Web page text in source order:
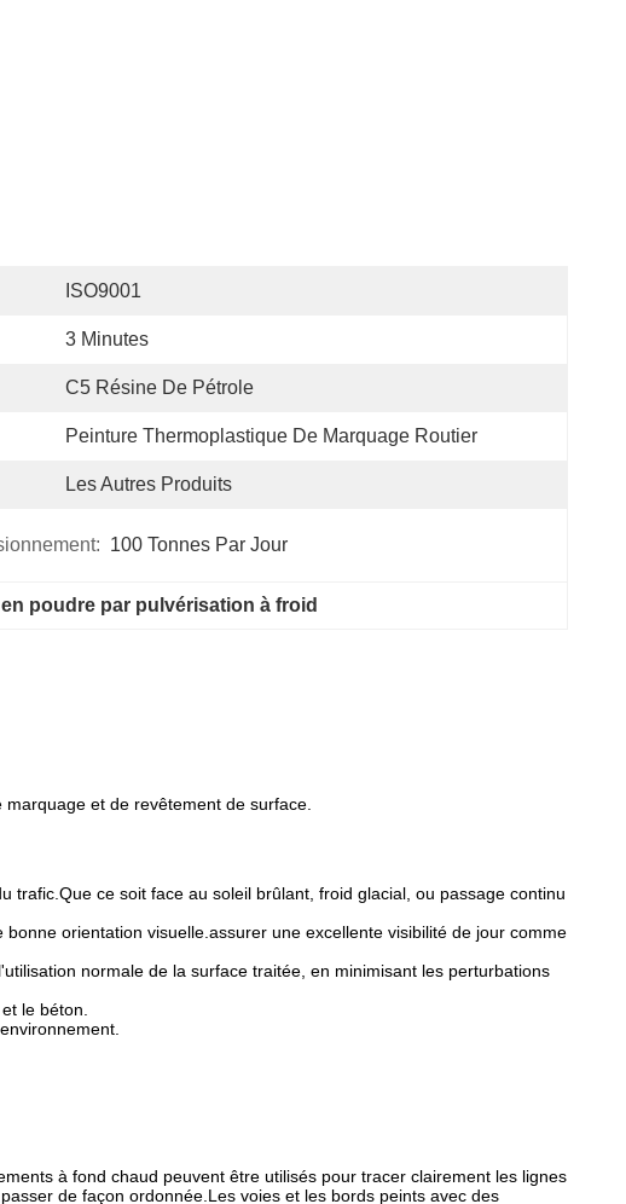
ISO9001
3 Minutes
C5 Résine De Pétrole
Peinture Thermoplastique De Marquage Routier
Les Autres Produits
100 Tonnes Par Jour
poudre par pulvérisation à froid
et de revêtement de surface.
ce soit face au soleil brûlant, froid glacial, ou passage continu
orientation visuelle.assurer une excellente visibilité de jour comme
normale de la surface traitée, en minimisant les perturbations
le béton.
à fond chaud peuvent être utilisés pour tracer clairement les lignes
de façon ordonnée.Les voies et les bords peints avec des